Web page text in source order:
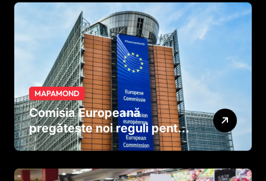
MAPAMOND
Comisia Europeană
pregătește noi reguli pentru
tutun și țigările electronice